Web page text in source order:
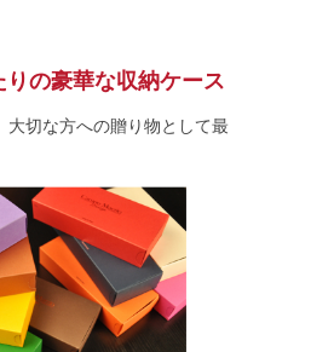
りの豪華な収納ケース
大切な方への贈り物として最